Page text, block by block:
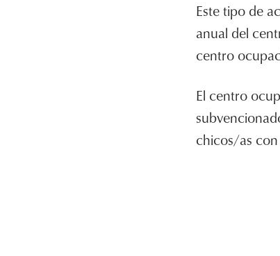
Este tipo de
anual del
centro
El centro
chicos/as